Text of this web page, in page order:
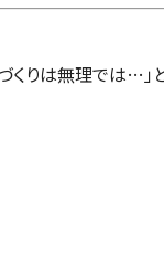
りは無理では…」